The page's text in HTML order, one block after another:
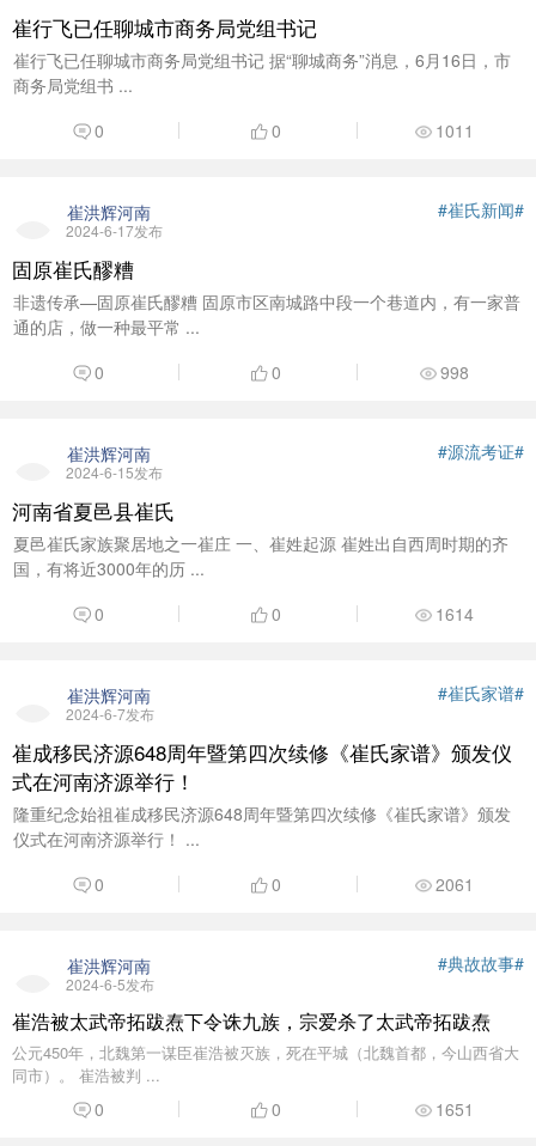
崔行飞已任聊城市商务局党组书记
崔行飞已任聊城市商务局党组书记 据“聊城商务”消息，6月16日，市
商务局党组书 ...
0
0 1011
崔洪辉河南
2024-6-17发布
#崔氏新闻#
固原崔氏醪糟
非遗传承—固原崔氏醪糟 固原市区南城路中段一个巷道内，有一家普
通的店，做一种最平常 ...
0
0 998
崔洪辉河南
2024-6-15发布
#源流考证#
河南省夏邑县崔氏
夏邑崔氏家族聚居地之一崔庄 一、崔姓起源 崔姓出自西周时期的齐
国，有将近3000年的历 ...
0
0 1614
崔洪辉河南
2024-6-7发布
#崔氏家谱#
崔成移民济源648周年暨第四次续修《崔氏家谱》颁发仪
式在河南济源举行！
隆重纪念始祖崔成移民济源648周年暨第四次续修《崔氏家谱》颁发
仪式在河南济源举行！ ...
0
0 2061
崔洪辉河南
2024-6-5发布
#典故故事#
崔浩被太武帝拓跋焘下令诛九族，宗爱杀了太武帝拓跋焘
公元450年，北魏第一谋臣崔浩被灭族，死在平城（北魏首都，今山西省大
同市）。 崔浩被判 ...
0 0 1651